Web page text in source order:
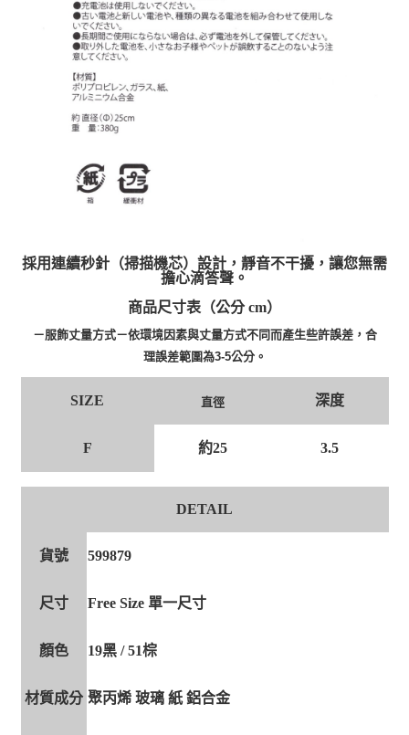
採用連續秒針（掃描機芯）設計，靜音不干擾，讓您無需
擔心滴答聲。
商品尺寸表（公分 cm）
－服飾丈量方式－依環境因素與丈量方式不同而產生些許誤差，合
理誤差範圍為3-5公分。
SIZE 直徑 深度
F 約25 3.5
DETAIL
貨號 599879
尺寸 Free Size 單一尺寸
顏色 19黑 / 51棕
材質成分 聚丙烯 玻璃 紙 鋁合金